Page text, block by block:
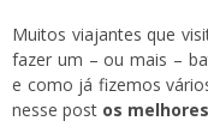
Muitos viajantes que
fazer um – ou mais –
e como já fizemos
nesse post os